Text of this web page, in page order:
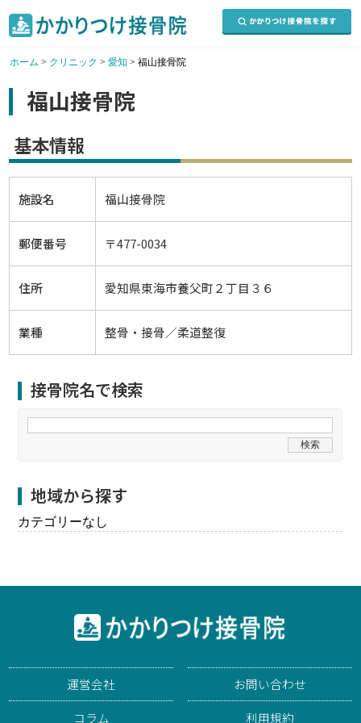
ホーム > クリニック > 愛知 > 福山接骨院
福山接骨院
基本情報
施設名 福山接骨院
郵便番号 〒477-0034
住所 愛知県東海市養父町２丁目３６
業種 整骨・接骨／柔道整復
接骨院名で検索
地域から探す
カテゴリーなし
運営会社
コラム
お問い合わせ
利用規約